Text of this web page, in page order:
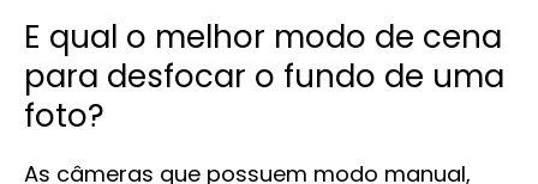
E qual o melhor modo de cena
para desfocar o fundo de uma
foto?
As câmeras que possuem modo manual,